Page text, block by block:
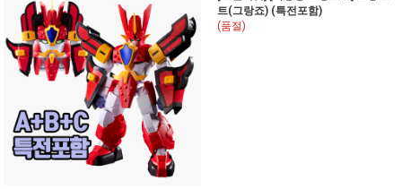
트(그랑죠) (특전포함)
(품절)